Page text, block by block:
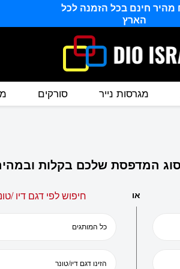
מהיר חינם בכל הזמנה לכל
הארץ
מגרסות נייר סורקים
סוג המדפסת שלכם בקלות
או חיפוש לפי דגם דיו /